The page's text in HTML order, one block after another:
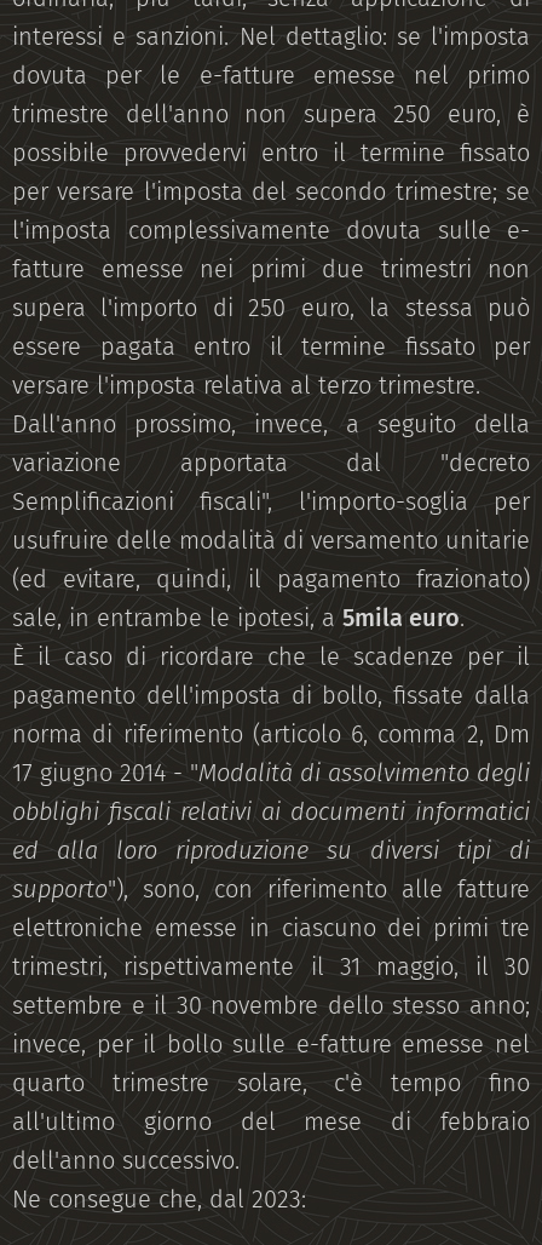
interessi e sanzioni. Nel dettaglio: se l'imposta
dovuta per le e-fatture emesse nel primo
trimestre dell'anno non supera 250 euro, è
possibile provvedervi entro il termine fissato
per versare l'imposta del secondo trimestre; se
l'imposta complessivamente dovuta sulle e-
fatture emesse nei primi due trimestri non
supera l'importo di 250 euro, la stessa può
essere pagata entro il termine fissato per
versare l'imposta relativa al terzo trimestre.
Dall'anno prossimo, invece, a seguito della
variazione apportata dal "decreto
Semplificazioni fiscali", l'importo-soglia per
usufruire delle modalità di versamento unitarie
(ed evitare, quindi, il pagamento frazionato)
sale, in entrambe le ipotesi, a 5mila euro.
È il caso di ricordare che le scadenze per il
pagamento dell'imposta di bollo, fissate dalla
norma di riferimento (articolo 6, comma 2, Dm
17 giugno 2014 - "Modalità di assolvimento degli
obblighi fiscali relativi ai documenti informatici
ed alla loro riproduzione su diversi tipi di
supporto"), sono, con riferimento alle fatture
elettroniche emesse in ciascuno dei primi tre
trimestri, rispettivamente il 31 maggio, il 30
settembre e il 30 novembre dello stesso anno;
invece, per il bollo sulle e-fatture emesse nel
quarto trimestre solare, c'è tempo fino
all'ultimo giorno del mese di febbraio
dell'anno successivo.
Ne consegue che, dal 2023: